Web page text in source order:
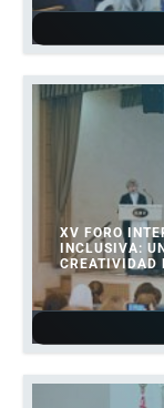
XV FORO
INCLUSIVA:
CREATIVIDAD